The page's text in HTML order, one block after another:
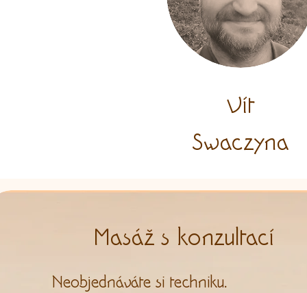
Vít
Swaczyna
Masáž s konzultací
Neobjednáváte si techniku.